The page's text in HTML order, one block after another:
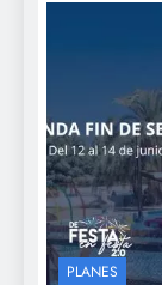
PLANES